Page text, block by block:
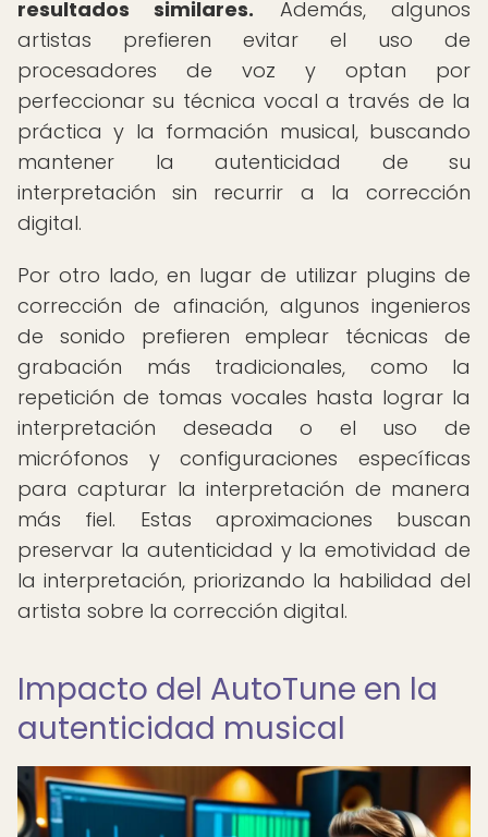
resultados similares. Además, algunos
artistas prefieren evitar el uso de
procesadores de voz y optan por
perfeccionar su técnica vocal a través de la
práctica y la formación musical, buscando
mantener la autenticidad de su
interpretación sin recurrir a la corrección
digital.
Por otro lado, en lugar de utilizar plugins de
corrección de afinación, algunos ingenieros
de sonido prefieren emplear técnicas de
grabación más tradicionales, como la
repetición de tomas vocales hasta lograr la
interpretación deseada o el uso de
micrófonos y configuraciones específicas
para capturar la interpretación de manera
más fiel. Estas aproximaciones buscan
preservar la autenticidad y la emotividad de
la interpretación, priorizando la habilidad del
artista sobre la corrección digital.
Impacto del AutoTune en la
autenticidad musical